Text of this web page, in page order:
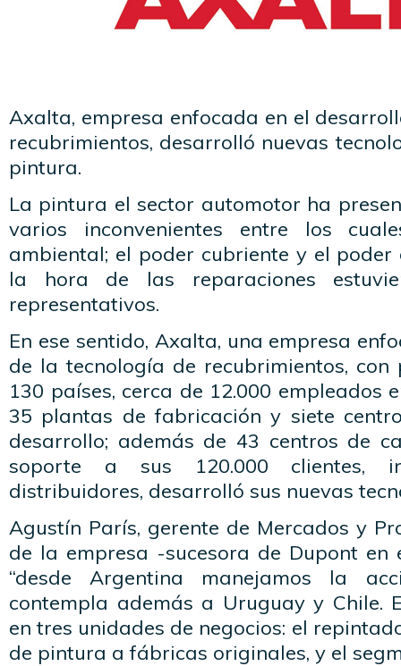
Axalta, empresa enfocada en el
recubrimientos, desarrolló nuevas
pintura.
La pintura el sector automotor ha
varios inconvenientes entre los
ambiental; el poder cubriente y el
la hora de las reparaciones
representativos.
En ese sentido, Axalta, una empresa
de la tecnología de recubrimientos, con
130 países, cerca de 12.000 empleados
35 plantas de fabricación y siete
desarrollo; además de 43 centros de
soporte a sus 120.000 clientes,
distribuidores, desarrolló sus nuevas
Agustín París, gerente de Mercados y
de la empresa -sucesora de Dupont
“desde Argentina manejamos la
contempla además a Uruguay y Chile.
en tres unidades de negocios: el
de pintura a fábricas originales, y el